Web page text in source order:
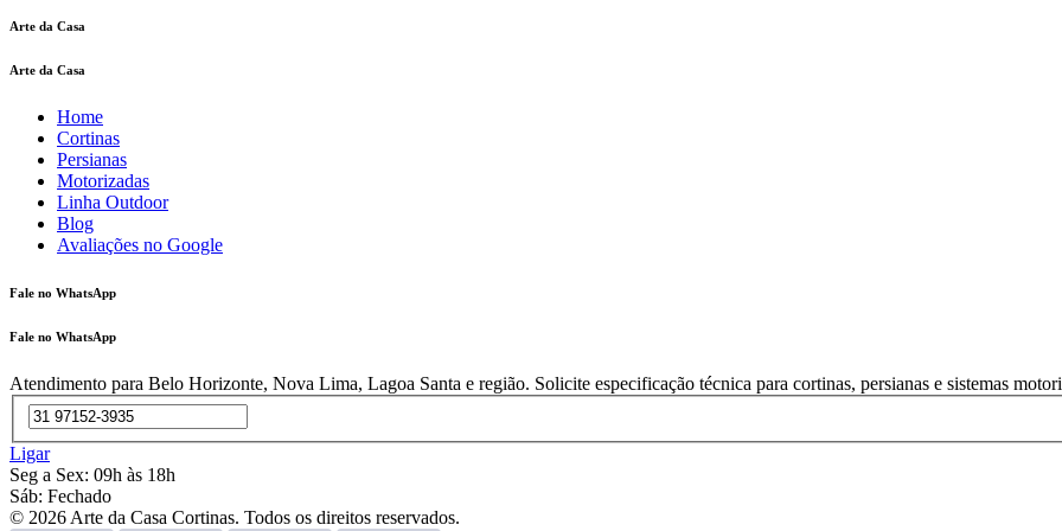
Arte da Casa
Arte da Casa
Home
Cortinas
Persianas
Motorizadas
Linha Outdoor
Blog
Avaliações no Google
Fale no WhatsApp
Fale no WhatsApp
Atendimento para Belo Horizonte, Nova Lima, Lagoa Santa e região. Solicite especificação técnica para cortinas, persianas e sistemas
Ligar
Seg a Sex: 09h às 18h
Sáb: Fechado
© 2026 Arte da Casa Cortinas. Todos os direitos reservados.